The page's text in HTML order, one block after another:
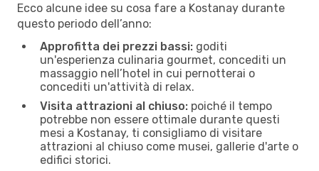
Ecco alcune idee su cosa fare a Kostanay durante
questo periodo dell’anno:
Approfitta dei prezzi bassi: goditi
un'esperienza culinaria gourmet, concediti un
massaggio nell’hotel in cui pernotterai o
concediti un'attività di relax.
Visita attrazioni al chiuso: poiché il tempo
potrebbe non essere ottimale durante questi
mesi a Kostanay, ti consigliamo di visitare
attrazioni al chiuso come musei, gallerie d'arte o
edifici storici.